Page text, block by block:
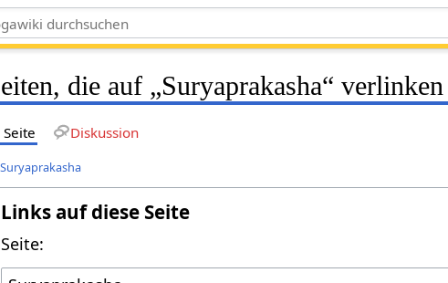
die auf „Suryaprakasha“ verlinken
Seite Diskussion
Suryaprakasha
Links auf diese Seite
Seite: